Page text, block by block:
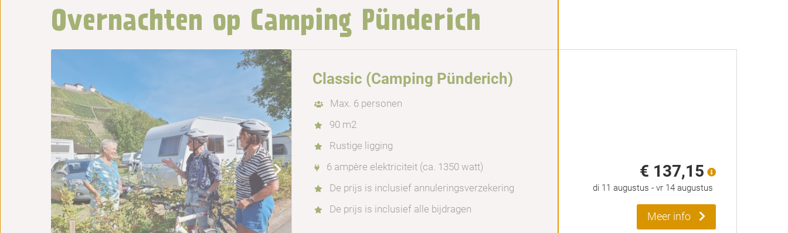
Overnachten op Camping Pünderich
Classic (Camping Pünderich)
Max. 6 personen
90 m2
Rustige ligging
6 ampère elektriciteit (ca. 1350 watt)
De prijs is inclusief annuleringsverzekering
De prijs is inclusief alle bijdragen
€ 137,15
di 11 augustus - vr 14 augustus
Meer info